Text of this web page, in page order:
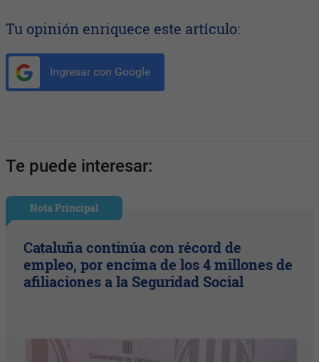
Tu opinión enriquece este artículo:
Ingresar con Google
Te puede interesar:
Nota Principal
Cataluña continúa con récord de
empleo, por encima de los 4 millones de
afiliaciones a la Seguridad Social